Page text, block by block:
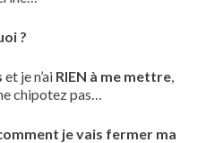
?
et je n’ai RIEN à me mettre,
chipotez pas…
je vais fermer ma